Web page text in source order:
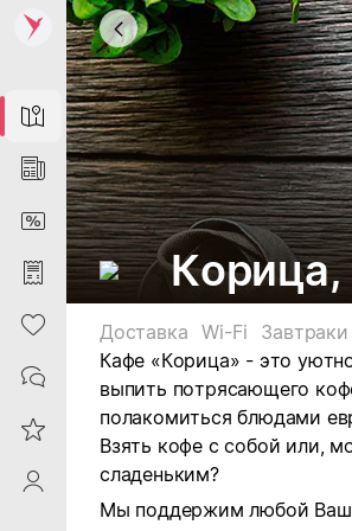
Map
News
DiscountCard
Purchases
Heart
Contacts
Reviews
ProfileSaby
Доставка Wi-Fi Завтраки
Кафе «Корица» - это
выпить потрясающего
полакомиться блюдами
Взять кофе с собой или,
сладеньким?
Мы поддержим любой Ваш